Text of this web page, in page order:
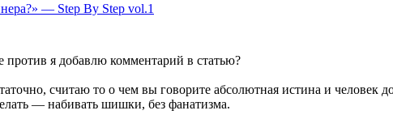
— Step By Step vol.1
я добавлю комментарий в статью?
считаю то о чем вы говорите абсолютная истина и человек
— набивать шишки, без фанатизма.